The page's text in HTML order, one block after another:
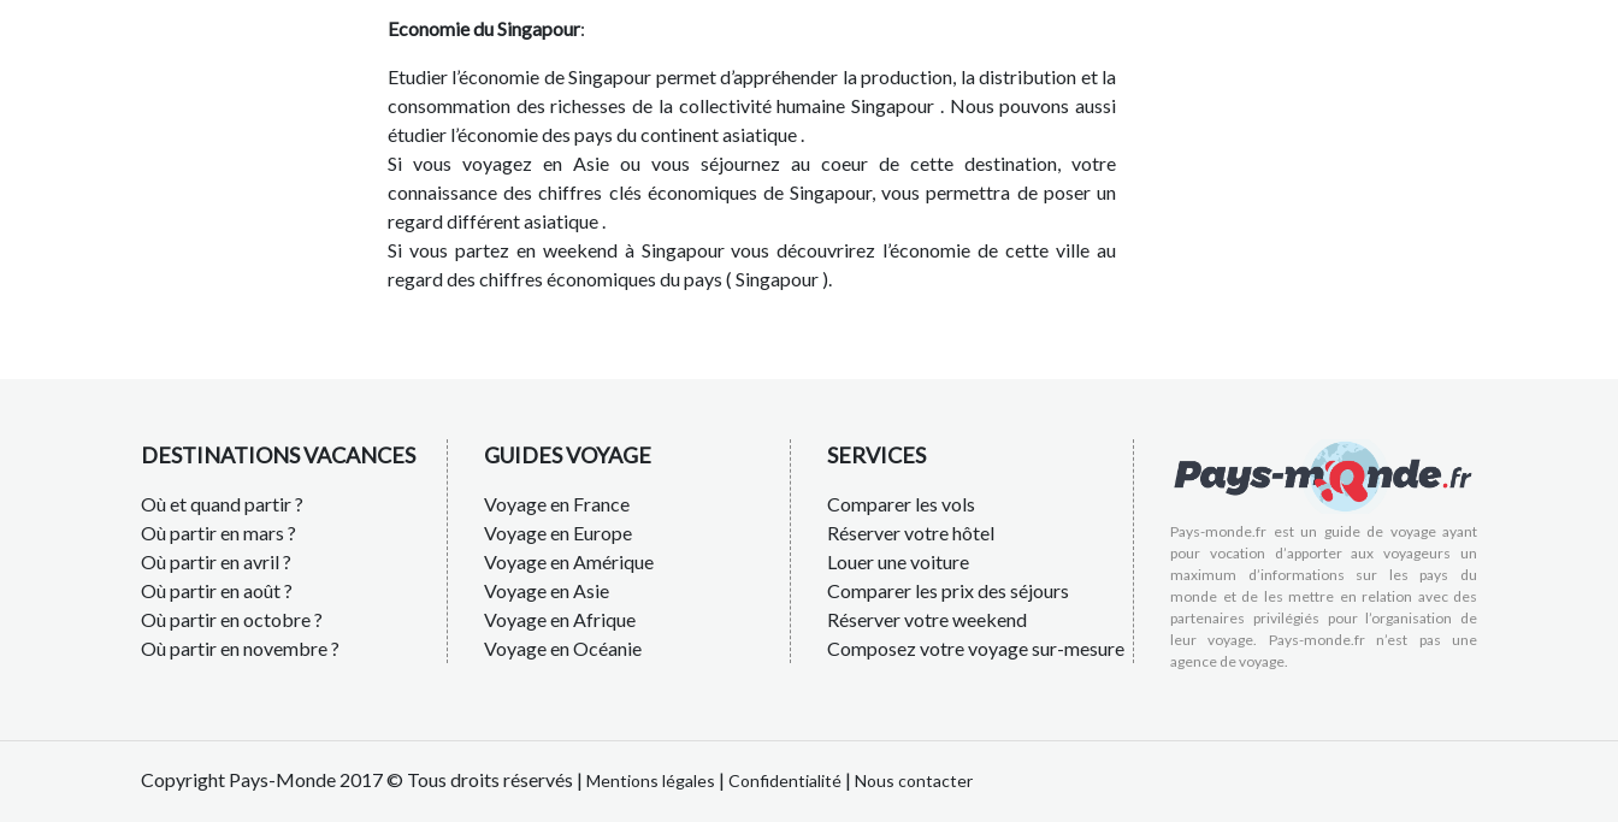
Economie duSingapour:
Etudier l’économie de Singapour permet d’appréhender la production, la distribution et la
consommation des richesses de la collectivité humaine Singapour . Nous pouvons aussi
étudier l’économie des pays du continent asiatique .
Si vous voyagez en Asie ou vous séjournez au coeur de cette destination, votre
connaissance des chiffres clés économiques de Singapour, vous permettra de poser un
regard différent asiatique .
Si vous partez en weekend à Singapour vous découvrirez l’économie de cette ville au
regard des chiffres économiques du pays ( Singapour ).
DESTINATIONS VACANCES
Où et quand partir ?
Où partir en mars ?
Où partir en avril ?
Où partir en août ?
Où partir en octobre ?
Où partir en novembre ?
GUIDES VOYAGE
Voyage en France
Voyage en Europe
Voyage en Amérique
Voyage en Asie
Voyage en Afrique
Voyage en Océanie
SERVICES
Comparer les vols
Réserver votre hôtel
Louer une voiture
Comparer les prix des séjours
Réserver votre weekend
Composez votre voyage sur-mesure
Pays-monde.fr est un guide de voyage ayant
pour vocation d’apporter aux voyageurs un
maximum d’informations sur les pays du
monde et de les mettre en relation avec des
partenaires privilégiés pour l’organisation de
leur voyage. Pays-monde.fr n’est pas une
agence de voyage.
Copyright Pays-Monde 2017 © Tous droits réservés | Mentions légales | Confidentialité | Nous contacter